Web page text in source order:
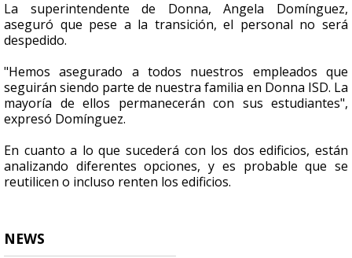
La superintendente de Donna, Angela Domínguez,
aseguró que pese a la transición, el personal no será
despedido.
"Hemos asegurado a todos nuestros empleados que
seguirán siendo parte de nuestra familia en Donna ISD. La
mayoría de ellos permanecerán con sus estudiantes",
expresó Domínguez.
En cuanto a lo que sucederá con los dos edificios, están
analizando diferentes opciones, y es probable que se
reutilicen o incluso renten los edificios.
NEWS